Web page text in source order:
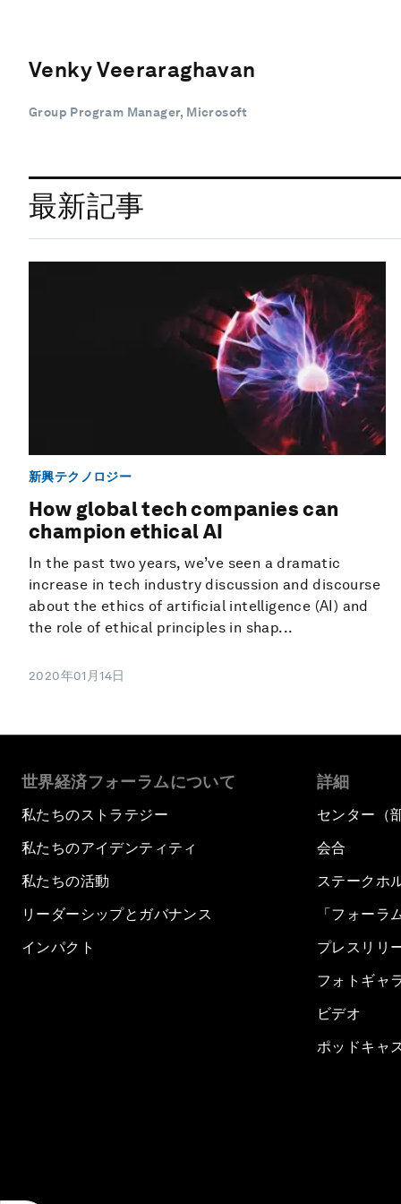
Venky Veeraraghavan
Group Program Manager, Microsoft
最新記事
新興テクノロジー
How global tech companies can
champion ethical AI
In the past two years, we’ve seen a dramatic
increase in tech industry discussion and discourse
about the ethics of artificial intelligence (AI) and
the role of ethical principles in shap...
2020年01月14日
世界経済フォーラムについて
私たちのストラテジー
私たちのアイデンティティ
私たちの活動
リーダーシップとガバナンス
インパクト
詳細
センター（
会合
ステークホ
「フォーラ
プレスリリ
フォトギャ
ビデオ
ポッドキャ